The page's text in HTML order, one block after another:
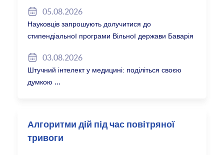
05.08.2026
Науковців запрошують долучитися до
стипендіальної програми Вільної держави Баварія
03.08.2026
Штучний інтелект у медицині: поділіться своєю
думкою
Алгоритми дій під час повітряної
тривоги